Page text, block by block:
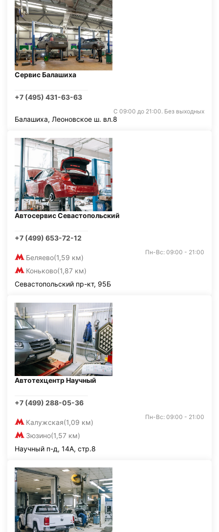
Сервис Балашиха
+7 (495) 431-63-63
С 09:00 до 21:00. Без выходных
Балашиха, Леоновское ш. вл.8
Автосервис Севастопольский
+7 (499) 653-72-12
Беляево(1,59 км)
Коньково(1,87 км)
Пн-Вс: 09:00 - 21:00
Севастопольский пр-кт, 95Б
Автотехцентр Научный
+7 (499) 288-05-36
Калужская(1,09 км)
Зюзино(1,57 км)
Пн-Вс: 09:00 - 21:00
Научный п-д, 14А, стр.8